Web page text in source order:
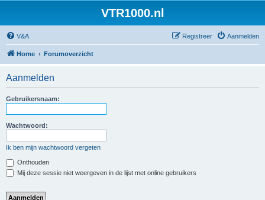
VTR1000.nl
V&A Aanmelden
Registreer
Home Forumoverzicht
Aanmelden
Gebruikersnaam:
Wachtwoord:
Ik ben mijn wachtwoord vergeten
Onthouden
Mij deze sessie niet weergeven in de lijst met online gebruikers